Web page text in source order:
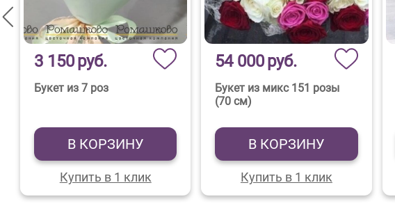
3 150руб.
Букет из 7 роз
В КОРЗИНУ
Купить в 1 клик
54 000руб.
Букет из микс 151 розы
(70 см)
В КОРЗИНУ
Купить в 1 клик